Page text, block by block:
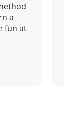
a
fun at